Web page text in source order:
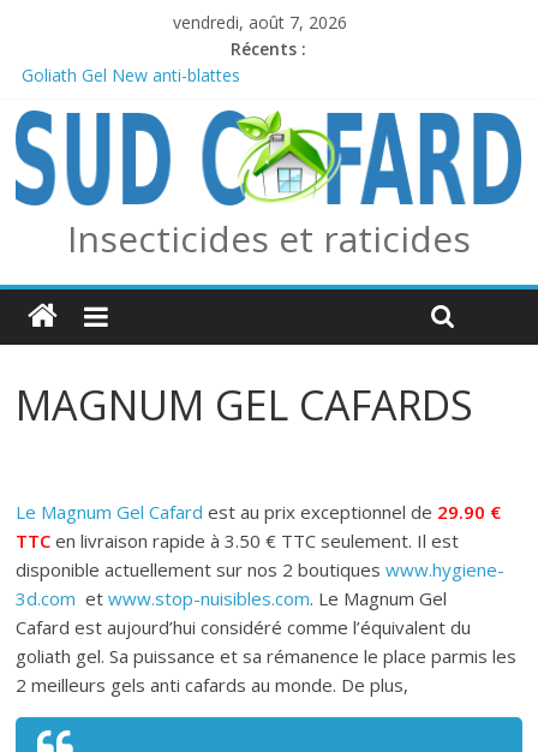
vendredi, août 7, 2026
Récents :
Goliath Gel New anti-blattes
Edialux / Absolut Professionnel
PERMAX 100 EC
REPELINE – Répulsif Moustiques, Tiques et Phlébotomes
OUTCAST ANTI FOURMIS
Insecticides et raticides
MAGNUM GEL CAFARDS
Le Magnum Gel Cafard est au prix exceptionnel de 29.90 €
TTC en livraison rapide à 3.50 € TTC seulement. Il est
disponible actuellement sur nos 2 boutiqueswww.hygiene-
3d.com etwww.stop-nuisibles.com. Le Magnum Gel
Cafard est aujourd’hui considéré comme l’équivalent du
goliath gel. Sa puissance et sa rémanence le place parmis les
2 meilleurs gels anti cafards au monde. De plus,